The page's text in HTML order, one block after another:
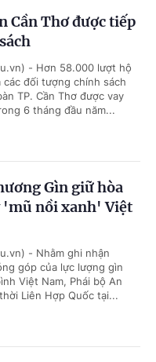
Cần Thơ được tiếp
- Hơn 58.000 lượt hộ
các đối tượng chính sách
TP. Cần Thơ được vay
6 tháng đầu năm...
Gìn giữ hòa
'mũ nồi xanh' Việt
- Nhằm ghi nhận
góp của lực lượng gìn
Việt Nam, Phái bộ An
Liên Hợp Quốc tại...